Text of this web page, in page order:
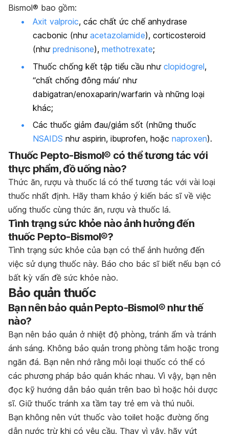
Bismol® bao gồm:
Axit valproic, các chất ức chế anhydrase
cacbonic (như acetazolamide), corticosteroid
(như prednisone), methotrexate;
Thuốc chống kết tập tiểu cầu như clopidogrel,
“chất chống đông máu’ như
dabigatran/enoxaparin/warfarin và những loại
khác;
Các thuốc giảm đau/giảm sốt (những thuốc
NSAIDS như aspirin, ibuprofen, hoặc naproxen).
Thuốc Pepto-Bismol® có thể tương tác với
thực phẩm, đồ uống nào?
Thức ăn, rượu và thuốc lá có thể tương tác với vài loại
thuốc nhất định. Hãy tham khảo ý kiến bác sĩ về việc
uống thuốc cùng thức ăn, rượu và thuốc lá.
Tình trạng sức khỏe nào ảnh hưởng đến
thuốc Pepto-Bismol®?
Tình trạng sức khỏe của bạn có thể ảnh hưởng đến
việc sử dụng thuốc này. Báo cho bác sĩ biết nếu bạn có
bất kỳ vấn đề sức khỏe nào.
Bảo quản thuốc
Bạn nên bảo quản Pepto-Bismol® như thế
nào?
Bạn nên bảo quản ở nhiệt độ phòng, tránh ẩm và tránh
ánh sáng. Không bảo quản trong phòng tắm hoặc trong
ngăn đá. Bạn nên nhớ rằng mỗi loại thuốc có thể có
các phương pháp bảo quản khác nhau. Vì vậy, bạn nên
đọc kỹ hướng dẫn bảo quản trên bao bì hoặc hỏi dược
sĩ. Giữ thuốc tránh xa tầm tay trẻ em và thú nuôi.
Bạn không nên vứt thuốc vào toilet hoặc đường ống
dẫn nước trừ khi có yêu cầu. Thay vì vậy, hãy vứt